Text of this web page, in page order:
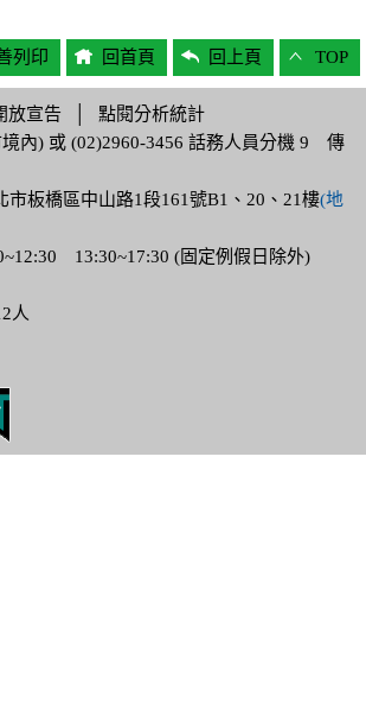
列印 回首頁 回上頁 TOP
放宣告
點閱分析統計
境內) 或 (02)2960-3456 話務人員分機 9 傳
市板橋區中山路1段161號B1、20、21樓(地
13:30~17:30 (固定例假日除外)
人